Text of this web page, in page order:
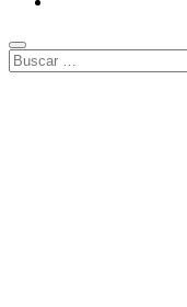
Buscar: